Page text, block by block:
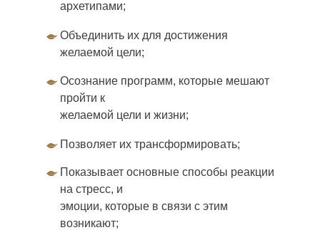
архетипами;
Объединить их для достижения
желаемой цели;
Осознание программ, которые мешают
пройти к
желаемой цели и жизни;
Позволяет их трансформировать;
Показывает основные способы реакции
на стресс, и
эмоции, которые в связи с этим
возникают;